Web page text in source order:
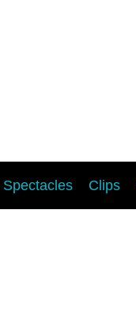
Spectacles Clips